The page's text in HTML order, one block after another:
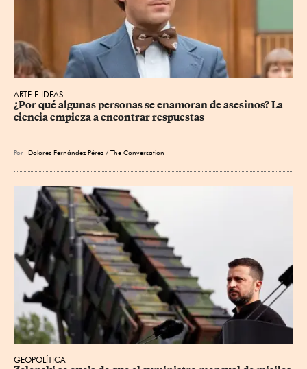
ARTE E IDEAS
¿Por qué algunas personas se enamoran de asesinos? La
ciencia empieza a encontrar respuestas
Por Dolores Fernández Pérez / The Conversation
GEOPOLÍTICA